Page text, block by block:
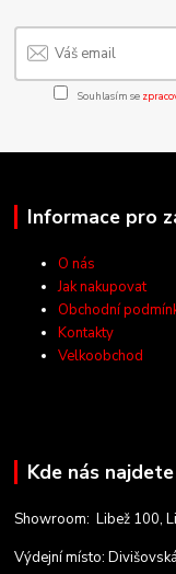
Souhlasím se
Informace pro
O nás
Jak nakupovat
Obchodní
Kontakty
Velkoobchod
Kde nás najdete
Showroom: Libež 100,
Výdejní místo: